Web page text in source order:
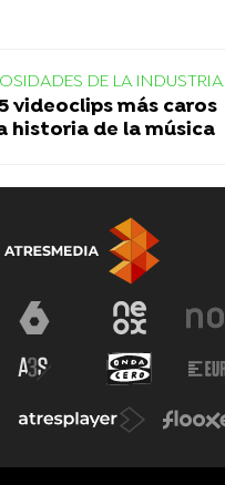
DE LA INDUSTRIA
videoclips más caros
historia de la música